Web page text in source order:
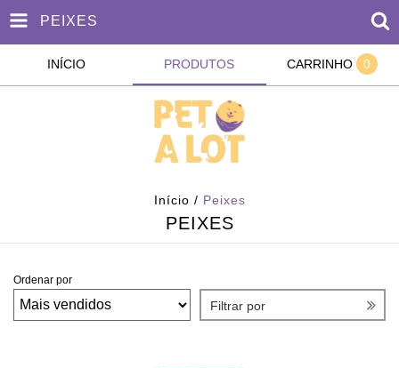
PEIXES
INÍCIO PRODUTOS CARRINHO 0
Início / Peixes
PEIXES
Ordenar por
Filtrar por